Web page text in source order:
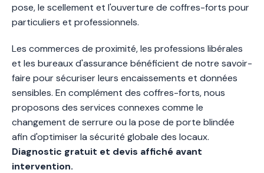
pose, le scellement et l'ouverture de coffres-forts pour
particuliers et professionnels.
Les commerces de proximité, les professions libérales
et les bureaux d'assurance bénéficient de notre savoir-
faire pour sécuriser leurs encaissements et données
sensibles. En complément des coffres-forts, nous
proposons des services connexes comme le
changement de serrure ou la pose de porte blindée
afin d'optimiser la sécurité globale des locaux.
Diagnostic gratuit et devis affiché avant
intervention.